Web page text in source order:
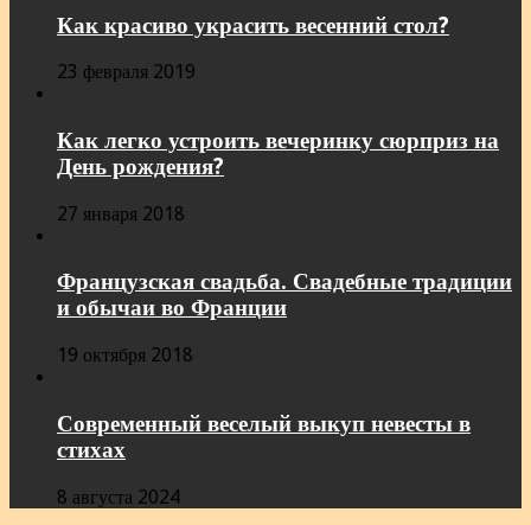
Как красиво украсить весенний стол?
23 февраля 2019
Как легко устроить вечеринку сюрприз на
День рождения?
27 января 2018
Французская свадьба. Свадебные традиции
и обычаи во Франции
19 октября 2018
Современный веселый выкуп невесты в
стихах
8 августа 2024